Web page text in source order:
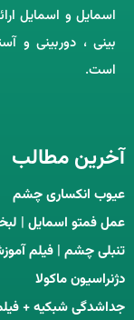
اسمایل و اسمایل
‌بینی ، دوربینی و
است.
آخرین مطالب
عیوب انکساری چشم
عمل فمتو اسمایل |
تنبلی چشم | فیلم
دژنراسیون ماکولا
جداشدگی شبکیه +